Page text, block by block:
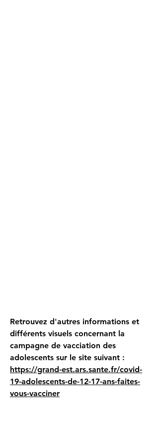
Retrouvez d'autres informations et
différents visuels concernant la
campagne de vacciation des
adolescents sur le site suivant :
https://grand-est.ars.sante.fr/covid-
19-adolescents-de-12-17-ans-faites-
vous-vacciner